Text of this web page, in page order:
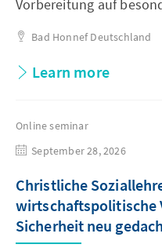
Vorbereitung auf
Bad Honnef Deutschland
Learn more
Online seminar
September 28, 2026
Christliche
wirtschaftspolitische
Sicherheit neu